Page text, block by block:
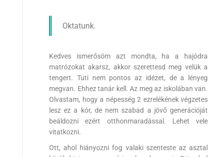
Oktatunk.
Kedves ismerősöm azt mondta, ha a hajódra
matrózokat akarsz, akkor szerettesd meg velük a
tengert. Tuti nem pontos az idézet, de a lényeg
megvan. Ehhez tanár kell. Az meg az iskolában van.
Olvastam, hogy a népesség 2 ezrelékének végzetes
lesz ez a kór, de nem szabad a jövő generációját
beáldozni ezért otthonmaradással. Lehet vele
vitatkozni.
Ott, ahol hiányozni fog valaki szenteste az asztal